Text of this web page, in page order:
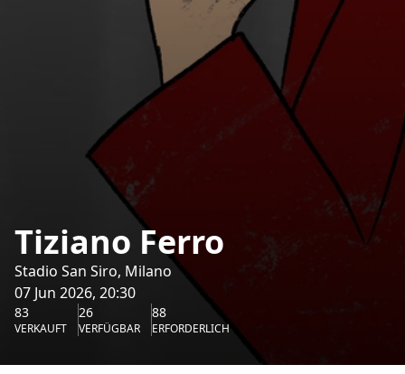
Tiziano Ferro
Stadio San Siro, Milano
07 Jun 2026, 20:30
83
VERKAUFT
26
VERFÜGBAR
88
ERFORDERLICH